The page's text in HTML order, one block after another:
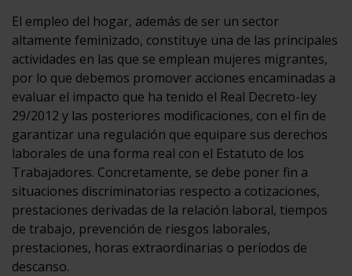
El empleo del hogar, además de ser un sector
altamente feminizado, constituye una de las principales
actividades en las que se emplean mujeres migrantes,
por lo que debemos promover acciones encaminadas a
evaluar el impacto que ha tenido el Real Decreto-ley
29/2012 y las posteriores modificaciones, con el fin de
garantizar una regulación que equipare sus derechos
laborales de una forma real con el Estatuto de los
Trabajadores. Concretamente, se debe poner fin a
situaciones discriminatorias respecto a cotizaciones,
prestaciones derivadas de la relación laboral, tiempos
de trabajo, prevención de riesgos laborales,
prestaciones, horas extraordinarias o períodos de
descanso.